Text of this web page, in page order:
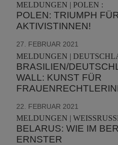
MELDUNGEN | POLEN :
POLEN: TRIUMPH
AKTIVISTINNEN!
27. FEBRUAR 2021
MELDUNGEN |
BRASILIEN/
WALL: KUNST FÜR
22. FEBRUAR 2021
MELDUNGEN |
BELARUS: WIE IM
ERNSTER